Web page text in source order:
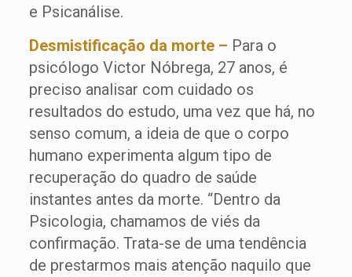
e Psicanálise.
Desmistificação da morte – Para o
psicólogo Victor Nóbrega, 27 anos, é
preciso analisar com cuidado os
resultados do estudo, uma vez que há, no
senso comum, a ideia de que o corpo
humano experimenta algum tipo de
recuperação do quadro de saúde
instantes antes da morte. “Dentro da
Psicologia, chamamos de viés da
confirmação. Trata-se de uma tendência
de prestarmos mais atenção naquilo que